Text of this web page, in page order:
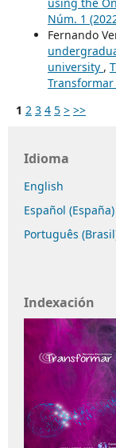
Núm. 1
Fernando
university ,
1 2 3 4 5 > >>
Idioma
English
Español (España)
Português
Indexación